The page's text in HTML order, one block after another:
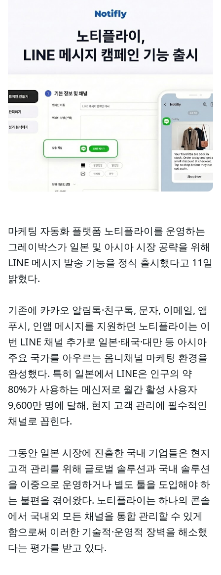
마케팅 자동화 플랫폼 노티플라이를 운영하는
그레이박스가 일본 및 아시아 시장 공략을 위해
LINE 메시지 발송 기능을 정식 출시했다고 11일
밝혔다.
기존에 카카오 알림톡·친구톡, 문자, 이메일, 앱
푸시, 인앱 메시지를 지원하던 노티플라이는 이
번 LINE 채널 추가로 일본·태국·대만 등 아시아
주요 국가를 아우르는 옴니채널 마케팅 환경을
완성했다. 특히 일본에서 LINE은 인구의 약
80%가 사용하는 메신저로 월간 활성 사용자
9,600만 명에 달해, 현지 고객 관리에 필수적인
채널로 꼽힌다.
그동안 일본 시장에 진출한 국내 기업들은 현지
고객 관리를 위해 글로벌 솔루션과 국내 솔루션
을 이중으로 운영하거나 별도 툴을 도입해야 하
는 불편을 겪어왔다. 노티플라이는 하나의 콘솔
에서 국내외 모든 채널을 통합 관리할 수 있게
함으로써 이러한 기술적·운영적 장벽을 해소했
다는 평가를 받고 있다.